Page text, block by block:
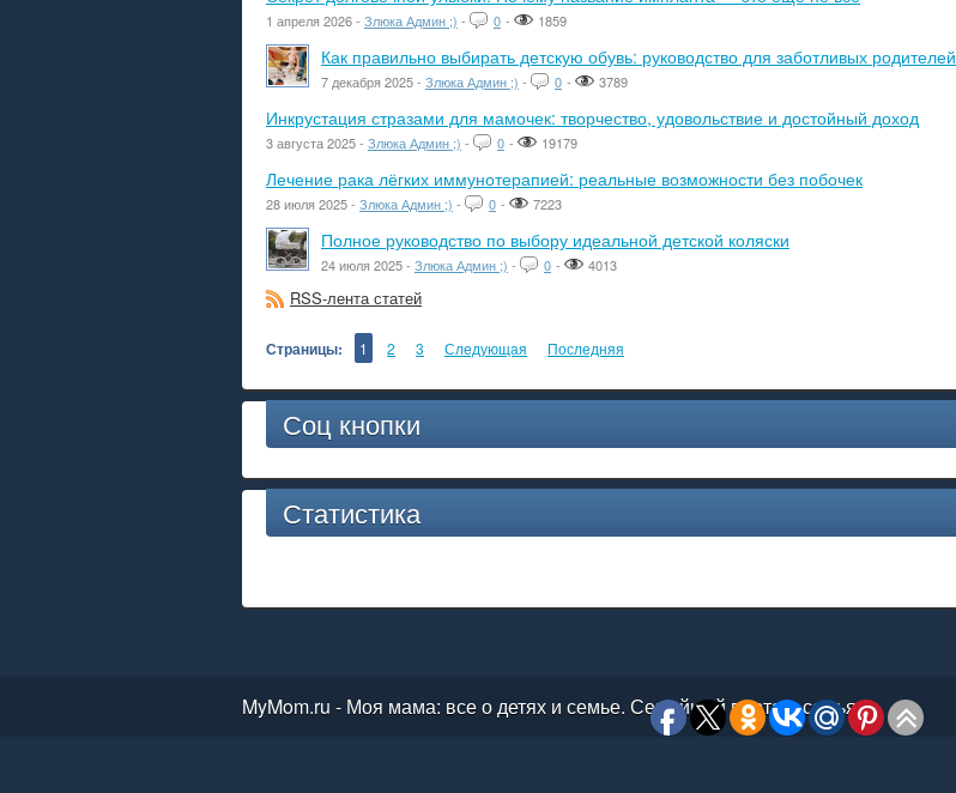
1 апреля 2026 - Злюка Админ ;) - 0 - 1859
Как правильно выбирать детскую обувь: руководство для заботливых родителей
7 декабря 2025 - Злюка Админ ;) - 0 - 3789
Инкрустация стразами для мамочек: творчество, удовольствие и достойный доход
3 августа 2025 - Злюка Админ ;) - 0 - 19179
Лечение рака лёгких иммунотерапией: реальные возможности без побочек
28 июля 2025 - Злюка Админ ;) - 0 - 7223
Полное руководство по выбору идеальной детской коляски
24 июля 2025 - Злюка Админ ;) - 0 - 4013
RSS-лента статей
Страницы: 1 2 3 Следующая Последняя
Соц кнопки
Статистика
MyMom.ru - Моя мама: все о детях и семье. Семейный портал: семья,